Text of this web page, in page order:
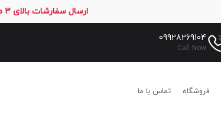
ارسال سفارشات بالای 3 میلیون و 990 هزار تومان رایگان است.
09928269104
Call Now
فروشگاه تماس با ما